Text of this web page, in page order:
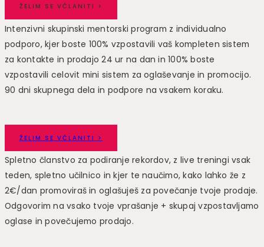
ŽELIM SE VČLANITI >
Intenzivni skupinski mentorski program z individualno
podporo, kjer boste 100% vzpostavili vaš kompleten sistem
za kontakte in prodajo 24 ur na dan in 100% boste
vzpostavili celovit mini sistem za oglaševanje in promocijo.
90 dni skupnega dela in podpore na vsakem koraku.
ŽELIM SE VČLANITI >
Spletno članstvo za podiranje rekordov, z live treningi vsak
teden, spletno učilnico in kjer te naučimo, kako lahko že z
2€/dan promoviraš in oglašuješ za povečanje tvoje prodaje.
Odgovorim na vsako tvoje vprašanje + skupaj vzpostavljamo
oglase in povečujemo prodajo.